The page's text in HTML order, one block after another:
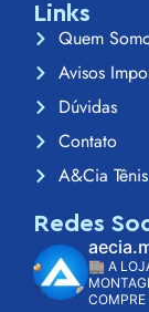
Links
Quem
Avisos
Dúvidas
Contato
A&Cia
Redes
🏬 A